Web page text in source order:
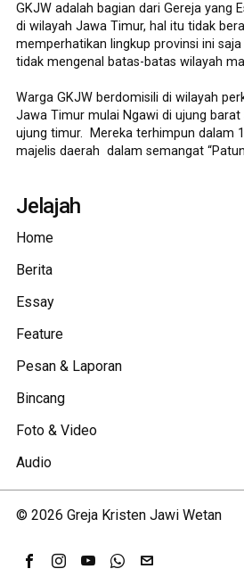
GKJW adalah bagian dari Gereja yang
di wilayah Jawa Timur, hal itu tidak
memperhatikan lingkup provinsi ini
tidak mengenal batas-batas wilayah
Warga GKJW berdomisili di wilayah
Jawa Timur mulai Ngawi di ujung barat
ujung timur. Mereka terhimpun dalam
majelis daerah dalam semangat
Jelajah
Home
Berita
Essay
Feature
Pesan & Laporan
Bincang
Foto & Video
Audio
© 2026 Greja Kristen Jawi Wetan